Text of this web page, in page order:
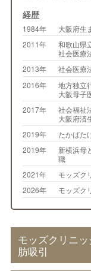
経歴
1984年
大阪府生
2011年
和歌山県
社会医療
2013年
社会医療
2016年
地方独立
大阪母子
2017年
社会福祉
大阪府済
2019年
たかばた
2019年
新横浜母
職
2021年
モッズク
2026年
モッズク
モッズクリニ
肪吸引